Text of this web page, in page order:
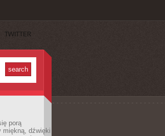
TWITTER
porą
miękną, dźwięki